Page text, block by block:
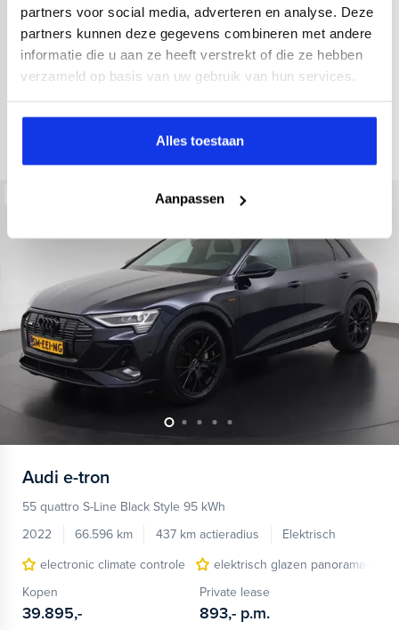
partners voor social media, adverteren en analyse. Deze
partners kunnen deze gegevens combineren met andere
informatie die u aan ze heeft verstrekt of die ze hebben
verzameld op basis van uw gebruik van hun services.
Alles toestaan
Aanpassen
34.998 km 437 km actieradius
Elektrisch
electronic climate controle
elektrisch glazen panorama-dak
Kopen
36.895,-
Private lease
793,- p.m.
Audi e-tron
55 quattro S-Line Black Style 95 kWh
2022
66.596 km 437 km actieradius
Elektrisch
electronic climate controle
elektrisch glazen panorama-dak
Kopen
39.895,-
Private lease
893,- p.m.